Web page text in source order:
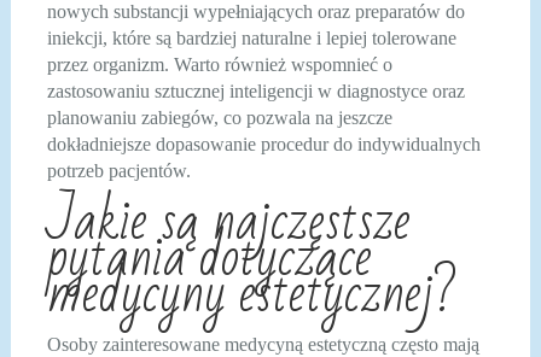
nowych substancji wypełniających oraz preparatów do
iniekcji, które są bardziej naturalne i lepiej tolerowane
przez organizm. Warto również wspomnieć o
zastosowaniu sztucznej inteligencji w diagnostyce oraz
planowaniu zabiegów, co pozwala na jeszcze
dokładniejsze dopasowanie procedur do indywidualnych
potrzeb pacjentów.
Jakie są najczęstsze
pytania dotyczące
medycyny estetycznej?
Osoby zainteresowane medycyną estetyczną często mają